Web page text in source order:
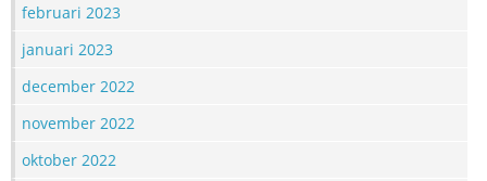
februari 2023
januari 2023
december 2022
november 2022
oktober 2022